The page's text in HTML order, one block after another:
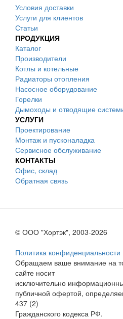
Условия доставки
Услуги для клиентов
Статьи
ПРОДУКЦИЯ
Каталог
Производители
Котлы и котельные
Радиаторы отопления
Насосное оборудование
Горелки
Дымоходы и отводящие
УСЛУГИ
Проектирование
Монтаж и пусконаладка
Сервисное обслуживание
КОНТАКТЫ
Офис, склад
Обратная связь
© ООО "Хортэк", 2003-2026
Политика конфиденциальности
Обращаем ваше внимание на
сайте носит
исключительно
публичной офертой,
437 (2)
Гражданского кодекса РФ.